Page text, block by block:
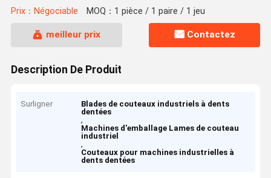
Prix：Négociable MOQ：1 pièce / 1 paire / 1 jeu
meilleur prix Contactez
Description De Produit
Surligner
Blades de couteaux industriels à dents
dentées
,
Machines d'emballage Lames de couteau
industriel
,
Couteaux pour machines industrielles à
dents dentées